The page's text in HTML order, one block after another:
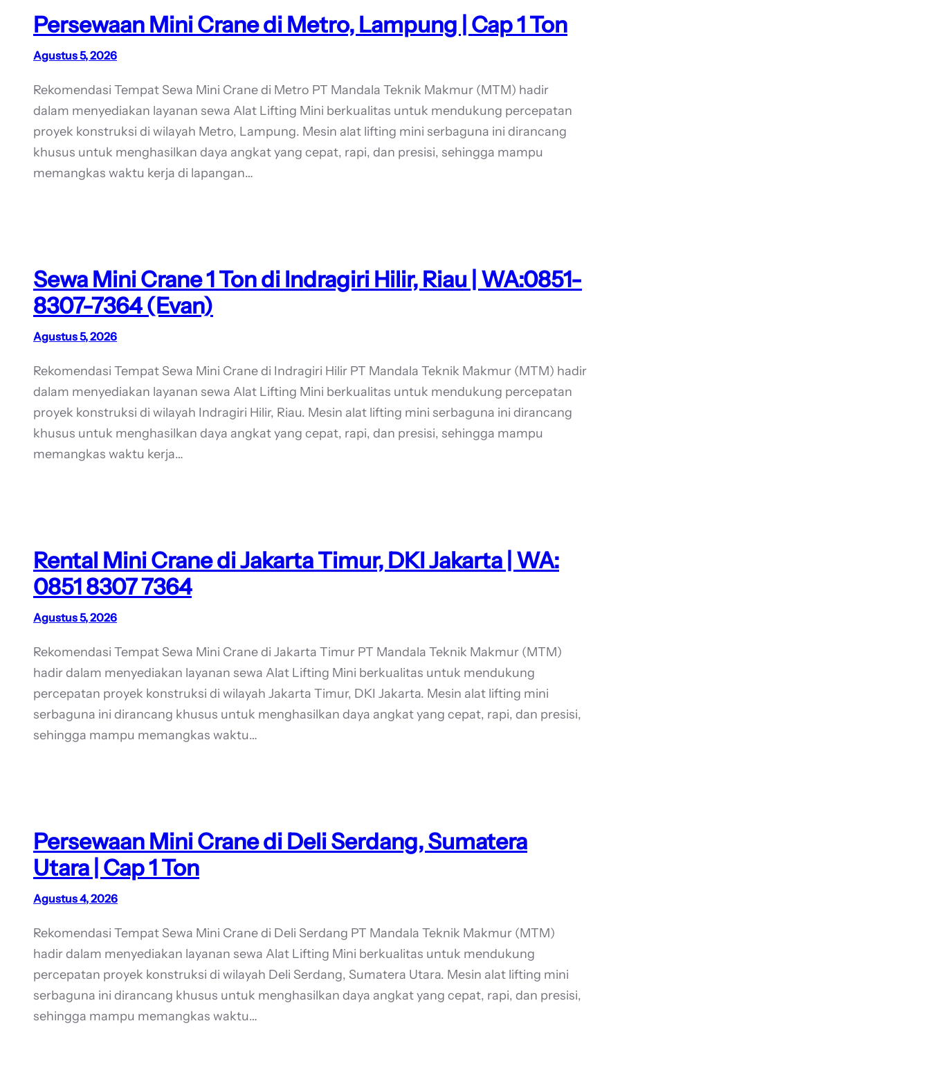
Persewaan Mini Crane di Metro, Lampung | Cap 1 Ton
Agustus 5, 2026
Rekomendasi Tempat Sewa Mini Crane di Metro PT Mandala Teknik Makmur (MTM) hadir
dalam menyediakan layanan sewa Alat Lifting Mini berkualitas untuk mendukung percepatan
proyek konstruksi di wilayah Metro, Lampung. Mesin alat lifting mini serbaguna ini dirancang
khusus untuk menghasilkan daya angkat yang cepat, rapi, dan presisi, sehingga mampu
memangkas waktu kerja di lapangan…
Sewa Mini Crane 1 Ton di Indragiri Hilir, Riau | WA:0851-
8307-7364 (Evan)
Agustus 5, 2026
Rekomendasi Tempat Sewa Mini Crane di Indragiri Hilir PT Mandala Teknik Makmur (MTM) hadir
dalam menyediakan layanan sewa Alat Lifting Mini berkualitas untuk mendukung percepatan
proyek konstruksi di wilayah Indragiri Hilir, Riau. Mesin alat lifting mini serbaguna ini dirancang
khusus untuk menghasilkan daya angkat yang cepat, rapi, dan presisi, sehingga mampu
memangkas waktu kerja…
Rental Mini Crane di Jakarta Timur, DKI Jakarta | WA:
0851 8307 7364
Agustus 5, 2026
Rekomendasi Tempat Sewa Mini Crane di Jakarta Timur PT Mandala Teknik Makmur (MTM)
hadir dalam menyediakan layanan sewa Alat Lifting Mini berkualitas untuk mendukung
percepatan proyek konstruksi di wilayah Jakarta Timur, DKI Jakarta. Mesin alat lifting mini
serbaguna ini dirancang khusus untuk menghasilkan daya angkat yang cepat, rapi, dan presisi,
sehingga mampu memangkas waktu…
Persewaan Mini Crane di Deli Serdang, Sumatera
Utara | Cap 1 Ton
Agustus 4, 2026
Rekomendasi Tempat Sewa Mini Crane di Deli Serdang PT Mandala Teknik Makmur (MTM)
hadir dalam menyediakan layanan sewa Alat Lifting Mini berkualitas untuk mendukung
percepatan proyek konstruksi di wilayah Deli Serdang, Sumatera Utara. Mesin alat lifting mini
serbaguna ini dirancang khusus untuk menghasilkan daya angkat yang cepat, rapi, dan presisi,
sehingga mampu memangkas waktu…